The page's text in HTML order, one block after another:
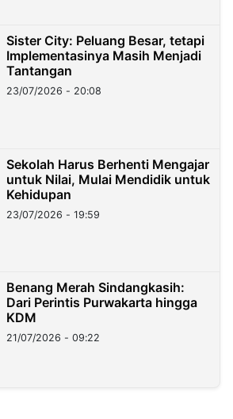
Sister City: Peluang Besar, tetapi
Implementasinya Masih Menjadi
Tantangan
23/07/2026 - 20:08
Sekolah Harus Berhenti Mengajar
untuk Nilai, Mulai Mendidik untuk
Kehidupan
23/07/2026 - 19:59
Benang Merah Sindangkasih:
Dari Perintis Purwakarta hingga
KDM
21/07/2026 - 09:22